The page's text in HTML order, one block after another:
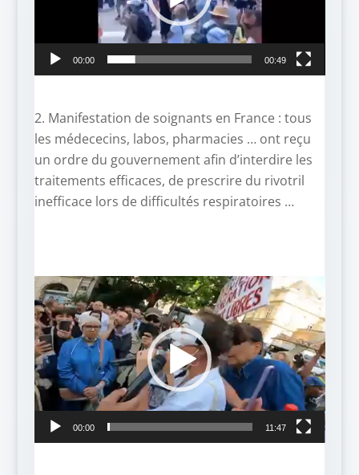
00:00 00:49
2. Manifestation de soignants en France : tous
les médececins, labos, pharmacies … ont reçu
un ordre du gouvernement afin d’interdire les
traitements efficaces, de prescrire du rivotril
inefficace lors de difficultés respiratoires …
Lecteur
vidéo
00:00 11:47